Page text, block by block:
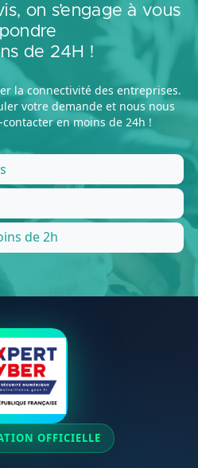
on s’engage à vous
de 24H !
la connectivité des entreprises.
votre demande et nous nous
en moins de 24h !
de 2h
OFFICIELLE